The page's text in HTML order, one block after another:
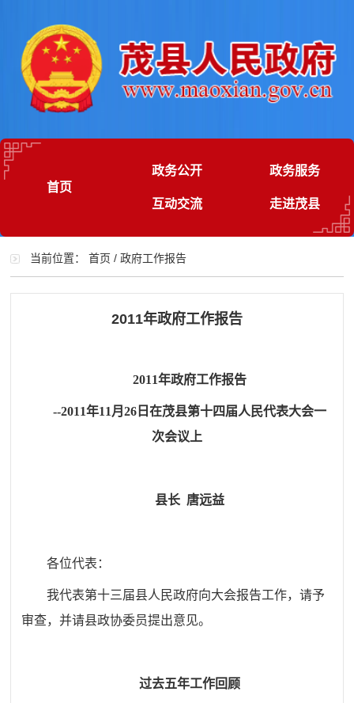
首页
政务公开 政务服务
互动交流 走进茂县
当前位置：首页 /政府工作报告
2011年政府工作报告
2011年政府工作报告
--2011年11月26日在茂县第十四届人民代表大会一
次会议上
县长 唐远益
各位代表：
我代表第十三届县人民政府向大会报告工作，请予
审查，并请县政协委员提出意见。
过去五年工作回顾